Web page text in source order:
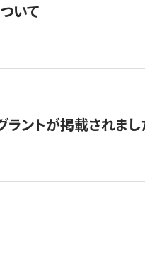
いて
ントが掲載されまし